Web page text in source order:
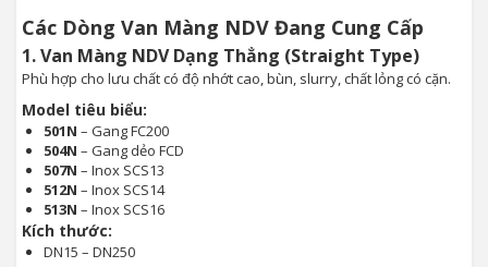
Các Dòng Van Màng NDV Đang Cung Cấp
1. Van Màng NDV Dạng Thẳng (Straight Type)
Phù hợp cho lưu chất có độ nhớt cao, bùn, slurry, chất lỏng có cặn.
Model tiêu biểu:
501N – Gang FC200
504N – Gang dẻo FCD
507N – Inox SCS13
512N – Inox SCS14
513N – Inox SCS16
Kích thước:
DN15 – DN250